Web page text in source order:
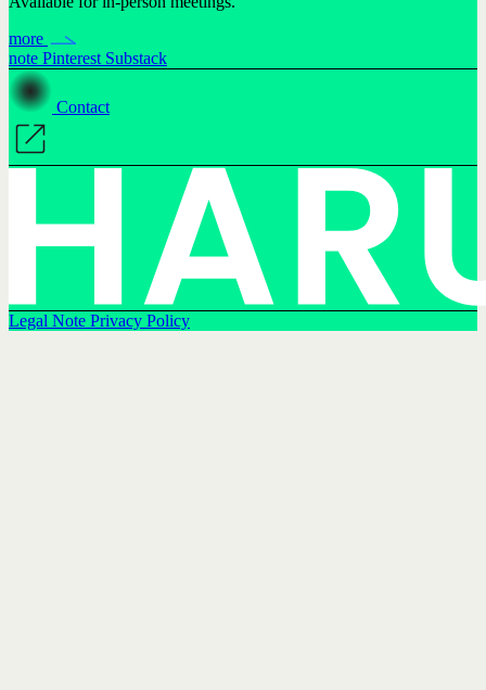
more
note Pinterest Substack
Contact
Legal Note Privacy Policy